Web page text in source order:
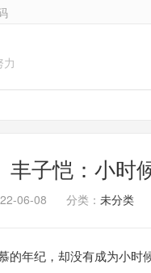
丰子恺：小时
06-08 分类： 未分类
的年纪，却没有成为小时